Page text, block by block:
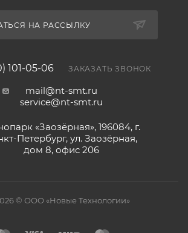
НА РАССЫЛКУ
101-05-06 ЗАКАЗАТЬ ЗВОНОК
mail@nt-smt.ru
service@nt-smt.ru
«Заозёрная», 196084, г.
Петербург, ул. Заозёрная,
дом 8, офис 206
© ООО «Новые Технологии»